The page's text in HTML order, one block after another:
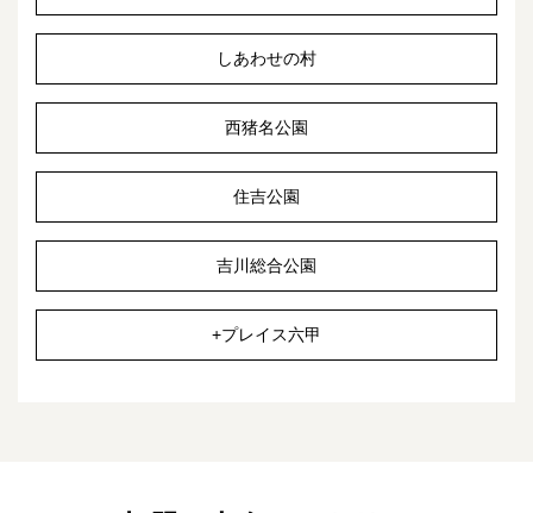
しあわせの村
西猪名公園
住吉公園
吉川総合公園
+プレイス六甲